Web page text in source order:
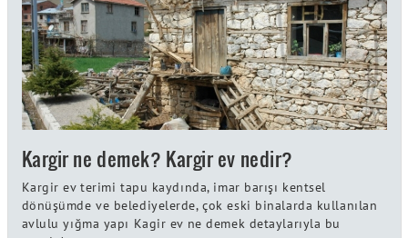
Kargir ne demek? Kargir ev nedir?
Kargir ev terimi tapu kaydında, imar barışı kentsel
dönüşümde ve belediyelerde, çok eski binalarda kullanılan
avlulu yığma yapı Kagir ev ne demek detaylarıyla bu